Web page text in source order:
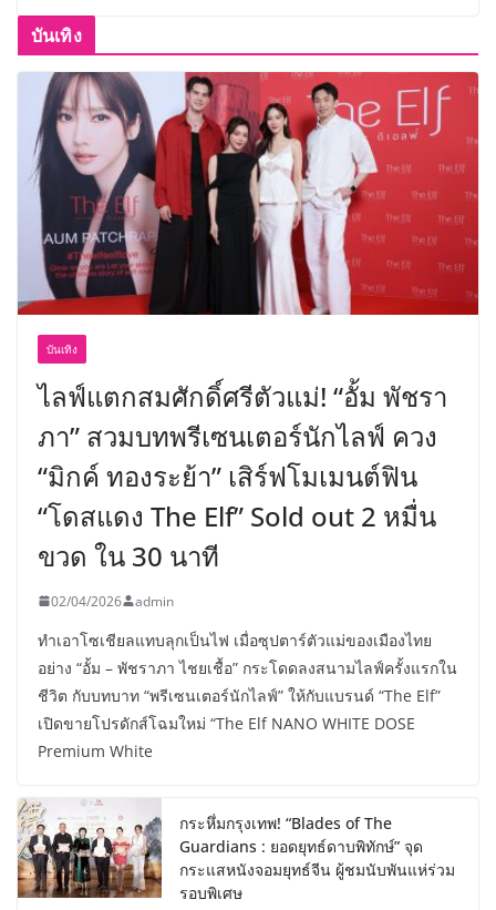
บันเทิง
บันเทิง
ไลฟ์แตกสมศักดิ์ศรีตัวแม่! “อั้ม พัชรา
ภา” สวมบทพรีเซนเตอร์นักไลฟ์ ควง
“มิกค์ ทองระย้า” เสิร์ฟโมเมนต์ฟิน
“โดสแดง The Elf” Sold out 2 หมื่น
ขวด ใน 30 นาที
02/04/2026 admin
ทำเอาโซเชียลแทบลุกเป็นไฟ เมื่อซุปตาร์ตัวแม่ของเมืองไทย
อย่าง “อั้ม – พัชราภา ไชยเชื้อ” กระโดดลงสนามไลฟ์ครั้งแรกใน
ชีวิต กับบทบาท “พรีเซนเตอร์นักไลฟ์” ให้กับแบรนด์ “The Elf”
เปิดขายโปรดักส์โฉมใหม่ “The Elf NANO WHITE DOSE
Premium White
กระหึ่มกรุงเทพ! “Blades of The
Guardians : ยอดยุทธ์ดาบพิทักษ์” จุด
กระแสหนังจอมยุทธ์จีน ผู้ชมนับพันแห่ร่วม
รอบพิเศษ